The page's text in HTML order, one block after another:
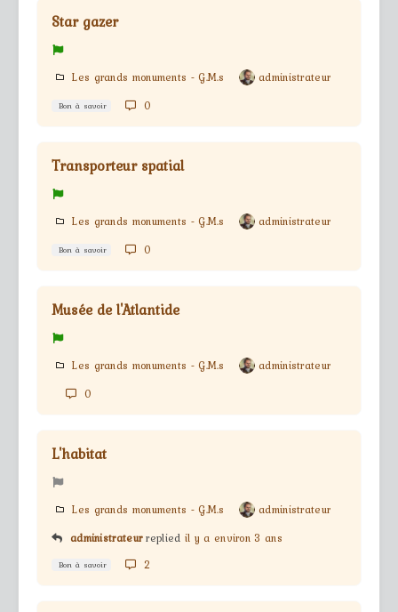
Star gazer
Les grands monuments - G.M.s administrateur
Bon à savoir 0
Transporteur spatial
Les grands monuments - G.M.s administrateur
Bon à savoir 0
Musée de l'Atlantide
Les grands monuments - G.M.s
administrateur
0
L'habitat
Les grands monuments - G.M.s
administrateur
administrateur replied il y a environ 3 ans
Bon à savoir 2